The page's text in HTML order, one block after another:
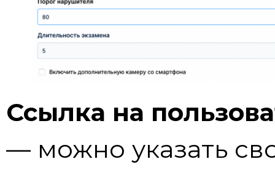
Ссылка на
— можно указать